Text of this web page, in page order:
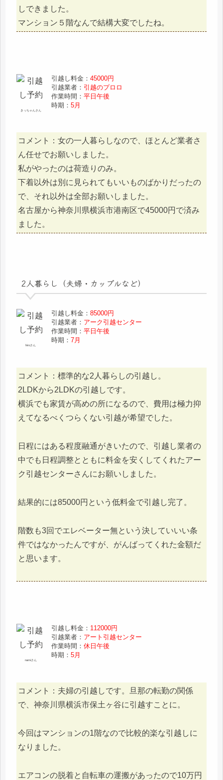
しできました。
マンション５階なんで結構大変でしたね。
きっちゃんさん
引越し料金：45000円
引越業者： 引越のプロロ
作業時間：平日午後
時期：5月
コメント：女の一人暮らしなので、ほとんど業者さ
ん任せでお願いしました。
私がやったのは荷造りのみ。
下着以外は別に見られてもいいものばかりだったの
で、それ以外は全部お願いしました。
名古屋から神奈川県横浜市港南区で45000円で済み
ました。
2人暮らし（夫婦・カップルなど）
hiroさん
引越し料金：85000円
引越業者： アーク引越センター
作業時間：平日午後
時期：7月
コメント：標準的な2人暮らしの引越し。
2LDKから2LDKの引越しです。
横浜でも家賃が高めの所になるので、費用は極力抑
えてなるべくつらくない引越が希望でした。
日程にはある程度融通がきいたので、引越し業者の
中でも日程調整とともに料金を安くしてくれたアー
ク引越センターさんにお願いしました。
結果的には85000円という低料金で引越し完了。
階数も3回でエレベーター無という決していいい条
件ではなかったんですが、がんばってくれた金額だ
と思います。
namiさん
引越し料金： 112000円
引越業者： アート引越センター
作業時間：休日午後
時期：5月
コメント：夫婦の引越しです。旦那の転勤の関係
で、神奈川県横浜市保土ヶ谷に引越すことに。
今回はマンションの1階なので比較的楽な引越しに
なりました。
エアコンの脱着と自転車の運搬があったので10万円